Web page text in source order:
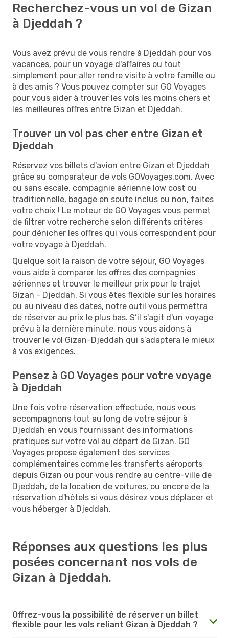
Recherchez-vous un vol de Gizan
à Djeddah ?
Vous avez prévu de vous rendre à Djeddah pour vos
vacances, pour un voyage d'affaires ou tout
simplement pour aller rendre visite à votre famille ou
à des amis ? Vous pouvez compter sur GO Voyages
pour vous aider à trouver les vols les moins chers et
les meilleures offres entre Gizan et Djeddah.
Trouver un vol pas cher entre Gizan et
Djeddah
Réservez vos billets d'avion entre Gizan et Djeddah
grâce au comparateur de vols GOVoyages.com. Avec
ou sans escale, compagnie aérienne low cost ou
traditionnelle, bagage en soute inclus ou non, faites
votre choix ! Le moteur de GO Voyages vous permet
de filtrer votre recherche selon différents critères
pour dénicher les offres qui vous correspondent pour
votre voyage à Djeddah.
Quelque soit la raison de votre séjour, GO Voyages
vous aide à comparer les offres des compagnies
aériennes et trouver le meilleur prix pour le trajet
Gizan - Djeddah. Si vous êtes flexible sur les horaires
ou au niveau des dates, notre outil vous permettra
de réserver au prix le plus bas. S’il s'agit d'un voyage
prévu à la dernière minute, nous vous aidons à
trouver le vol Gizan-Djeddah qui s’adaptera le mieux
à vos exigences.
Pensez à GO Voyages pour votre voyage
à Djeddah
Une fois votre réservation effectuée, nous vous
accompagnons tout au long de votre séjour à
Djeddah en vous fournissant des informations
pratiques sur votre vol au départ de Gizan. GO
Voyages propose également des services
complémentaires comme les transferts aéroports
depuis Gizan ou pour vous rendre au centre-ville de
Djeddah, de la location de voitures, ou encore de la
réservation d'hôtels si vous désirez vous déplacer et
vous héberger à Djeddah.
Réponses aux questions les plus
posées concernant nos vols de
Gizan à Djeddah.
Offrez-vous la possibilité de réserver un billet
flexible pour les vols reliant Gizan à Djeddah ?